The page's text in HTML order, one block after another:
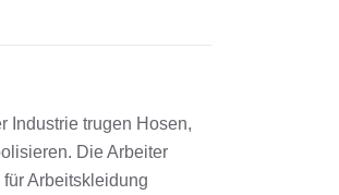
Industrie trugen Hosen,
Die Arbeiter
Arbeitskleidung